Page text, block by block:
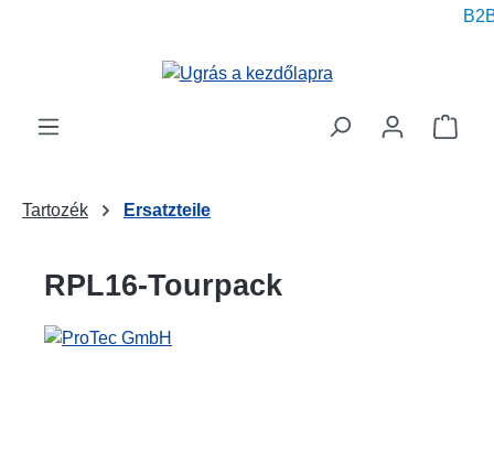
A
Tartozék Ersatzteile
RPL16-Tourpack